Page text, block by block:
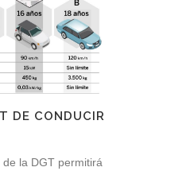
DE CONDUCIR
la DGT permitirá